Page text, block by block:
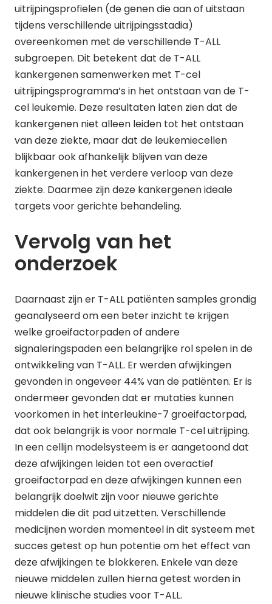
uitrijpingsprofielen (de genen die aan of uitstaan
tijdens verschillende uitrijpingsstadia)
overeenkomen met de verschillende T-ALL
subgroepen. Dit betekent dat de T-ALL
kankergenen samenwerken met T-cel
uitrijpingsprogramma’s in het ontstaan van de T-
cel leukemie. Deze resultaten laten zien dat de
kankergenen niet alleen leiden tot het ontstaan
van deze ziekte, maar dat de leukemiecellen
blijkbaar ook afhankelijk blijven van deze
kankergenen in het verdere verloop van deze
ziekte. Daarmee zijn deze kankergenen ideale
targets voor gerichte behandeling.
Vervolg van het
onderzoek
Daarnaast zijn er T-ALL patiënten samples grondig
geanalyseerd om een beter inzicht te krijgen
welke groeifactorpaden of andere
signaleringspaden een belangrijke rol spelen in de
ontwikkeling van T-ALL. Er werden afwijkingen
gevonden in ongeveer 44% van de patiënten. Er is
ondermeer gevonden dat er mutaties kunnen
voorkomen in het interleukine-7 groeifactorpad,
dat ook belangrijk is voor normale T-cel uitrijping.
In een cellijn modelsysteem is er aangetoond dat
deze afwijkingen leiden tot een overactief
groeifactorpad en deze afwijkingen kunnen een
belangrijk doelwit zijn voor nieuwe gerichte
middelen die dit pad uitzetten. Verschillende
medicijnen worden momenteel in dit systeem met
succes getest op hun potentie om het effect van
deze afwijkingen te blokkeren. Enkele van deze
nieuwe middelen zullen hierna getest worden in
nieuwe klinische studies voor T-ALL.